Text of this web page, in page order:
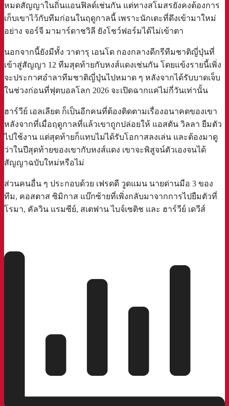
หมดสัญญาในถิ่นแอนฟิลด์เช่นกัน แต่ทางสโมสรยังคงต้องการ
เก็บเขาไว้กับทีมก่อนในฤดูกาลนี้ เพราะนักเตะที่ดึงเข้ามาใหม่
อย่าง จอร์จี มามาร์ดาชวิลี ยังโชว์ฟอร์มได้ไม่เข้าตา
นอกจากนี้ยังมีทั้ง วาตารุ เอนโด กองกลางดีกรีทีมชาติญี่ปุ่นที่
เข้าสู่สัญญา 12 ทีมสุดท้ายกับหงส์แดงเช่นกัน โดยแข้งรายนี้เพิ่ง
จะประกาศอำลาทีมชาติญี่ปุ่นไปหมาด ๆ หลังจากได้รับบาดเจ็บ
ในช่วงก่อนที่ฟุตบอลโลก 2026 จะเปิดฉากแค่ไม่กี่วันเท่านั้น
ฮาร์วีย์ เอลเลียต ก็เป็นอีกคนที่ต้องติดตามเรื่องอนาคตของเขา
หลังจากที่เมื่อฤดูกาลที่แล้วเขาถูกปล่อยให้ แอสตัน วิลลา ยืมตัว
ไปใช้งาน แต่สุดท้ายก็แทบไม่ได้รับโอกาสลงเล่น และต้องมาดู
ว่าในปีสุดท้ายของเขากับหงส์แดง เขาจะพิสูจน์ตัวเองจนได้
สัญญาฉบับใหม่หรือไม่
ส่วนคนอื่น ๆ ประกอบด้วย เฟรดดี วูดแมน นายด่านมือ 3 ของ
ทีม, คอสตาส ซิมิกาส แบ๊กซ้ายที่เพิ่งกลับมาจากการไปยืมตัวที่
โรมา, คัลวิน แรมซีย์, สเตฟาน ไบจ์เซติช และ ฮาร์วีย์ เดวีส์